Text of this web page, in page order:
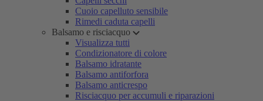
Cuoio capelluto sensibile
Rimedi caduta capelli
Balsamo e risciacquo
Visualizza tutti
Condizionatore di colore
Balsamo idratante
Balsamo antiforfora
Balsamo anticrespo
Risciacquo per accumuli e riparazioni